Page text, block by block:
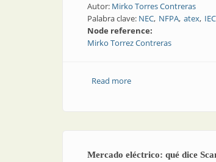
Autor: Mirko Torres Contreras
Palabra clave: NEC NFPA atex
Node reference:
Mirko Torrez Contreras
Read moreabout Una (no tan
Mercado eléctrico: qué dice